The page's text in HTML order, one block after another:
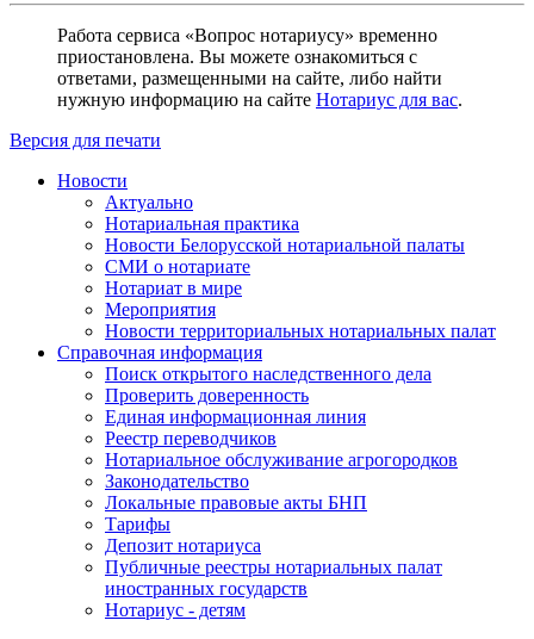
Работа сервиса «Вопрос нотариусу» временно
приостановлена. Вы можете ознакомиться с
ответами, размещенными на сайте, либо найти
нужную информацию на сайте Нотариус для вас.
Версия для печати
Новости
Актуально
Нотариальная практика
Новости Белорусской нотариальной палаты
СМИ о нотариате
Нотариат в мире
Мероприятия
Новости территориальных нотариальных палат
Справочная информация
Поиск открытого наследственного дела
Проверить доверенность
Единая информационная линия
Реестр переводчиков
Нотариальное обслуживание агрогородков
Законодательство
Локальные правовые акты БНП
Тарифы
Депозит нотариуса
Публичные реестры нотариальных палат
иностранных государств
Нотариус - детям